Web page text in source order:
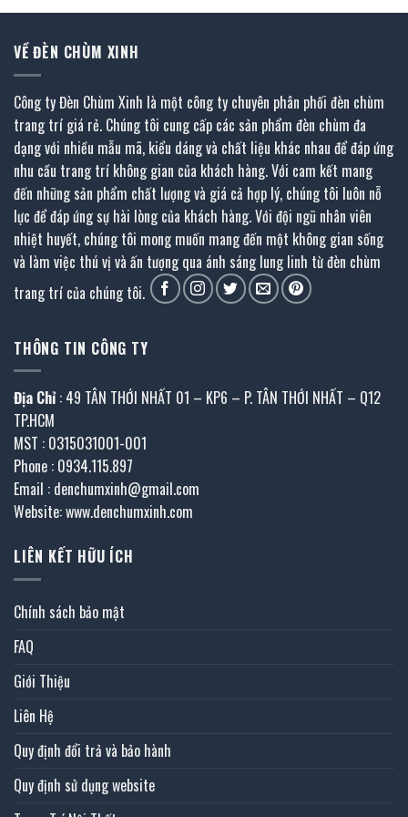
VỀ ĐÈN CHÙM XINH
Công ty Đèn Chùm Xinh là một công ty chuyên phân phối đèn chùm
trang trí giá rẻ. Chúng tôi cung cấp các sản phẩm đèn chùm đa
dạng với nhiều mẫu mã, kiểu dáng và chất liệu khác nhau để đáp ứng
nhu cầu trang trí không gian của khách hàng. Với cam kết mang
đến những sản phẩm chất lượng và giá cả hợp lý, chúng tôi luôn nỗ
lực để đáp ứng sự hài lòng của khách hàng. Với đội ngũ nhân viên
nhiệt huyết, chúng tôi mong muốn mang đến một không gian sống
và làm việc thú vị và ấn tượng qua ánh sáng lung linh từ đèn chùm
trang trí của chúng tôi.
THÔNG TIN CÔNG TY
Địa Chỉ : 49 TÂN THỚI NHẤT 01 – KP6 – P. TÂN THỚI NHẤT – Q12
TP.HCM
MST : 0315031001-001
Phone : 0934.115.897
Email : denchumxinh@gmail.com
Website: www.denchumxinh.com
LIÊN KẾT HỮU ÍCH
Chính sách bảo mật
FAQ
Giới Thiệu
Liên Hệ
Quy định đổi trả và bảo hành
Quy định sử dụng website